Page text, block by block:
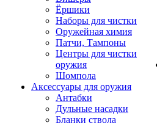
Ёршики
Наборы для чистки
Оружейная химия
Патчи, Тампоны
Центры для чистки
оружия
Шомпола
Аксессуары для оружия
Антабки
Дульные насадки
Бланки ствола